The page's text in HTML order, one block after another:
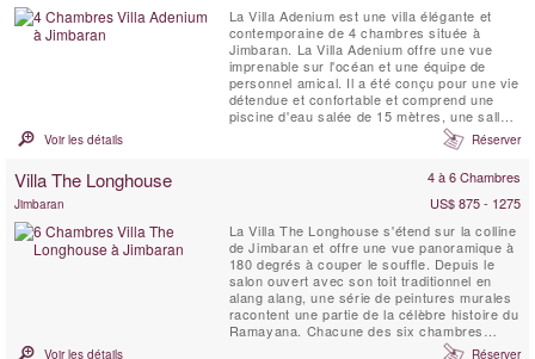
La Villa Adenium est une villa élégante et
contemporaine de 4 chambres située à
Jimbaran. La Villa Adenium offre une vue
imprenable sur l'océan et une équipe de
personnel amical. Il a été conçu pour une vie
détendue et confortable et comprend une
piscine d'eau salée de 15 mètres, une salle
de jeux avec table de ping-pong et billard, un
gymnase et une salle de massage. La Villa
les familles énergiques et les groupes
Voir les détails Réserver
Villa The Longhouse 4 à 6 Chambres
Jimbaran
US$ 875 - 1275
La Villa The Longhouse s'étend sur la colline
de Jimbaran et offre une vue panoramique à
180 degrés à couper le souffle. Depuis le
salon ouvert avec son toit traditionnel en
alang alang, une série de peintures murales
racontent une partie de la célèbre histoire du
Ramayana. Chacune des six chambres
spacieuses est décorée sur le thème d'une
Voir les détails Réserver